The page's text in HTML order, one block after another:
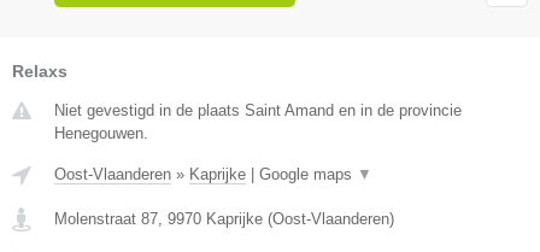
Relaxs
Niet gevestigd in de plaats Saint Amand en in de provincie
Henegouwen.
Oost-Vlaanderen » Kaprijke | Google maps ▼
Molenstraat 87 9970 Kaprijke (Oost-Vlaanderen)